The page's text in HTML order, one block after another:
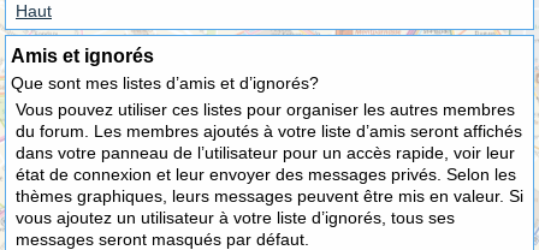
Haut
Amis et ignorés
Que sont mes listes d’amis et d’ignorés?
Vous pouvez utiliser ces listes pour organiser les autres membres
du forum. Les membres ajoutés à votre liste d’amis seront affichés
dans votre panneau de l’utilisateur pour un accès rapide, voir leur
état de connexion et leur envoyer des messages privés. Selon les
thèmes graphiques, leurs messages peuvent être mis en valeur. Si
vous ajoutez un utilisateur à votre liste d’ignorés, tous ses
messages seront masqués par défaut.